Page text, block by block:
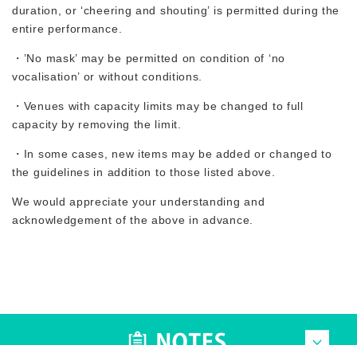
duration, or ‘cheering and shouting’ is permitted during the
entire performance.
・’No mask’ may be permitted on condition of ‘no
vocalisation’ or without conditions.
・Venues with capacity limits may be changed to full
capacity by removing the limit.
・In some cases, new items may be added or changed to
the guidelines in addition to those listed above.
We would appreciate your understanding and
acknowledgement of the above in advance.